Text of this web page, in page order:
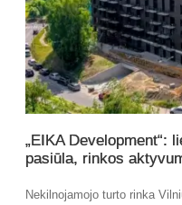
„EIKA Development“:
pasiūla, rinkos
Nekilnojamojo turto rinka